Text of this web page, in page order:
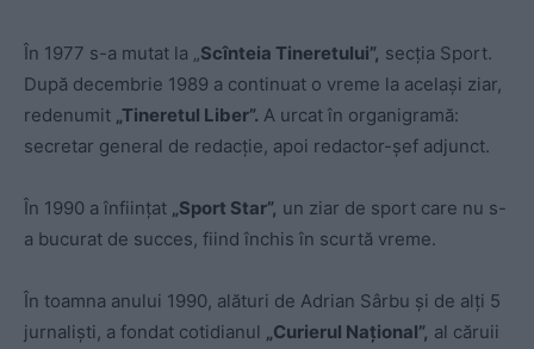
În 1977 s-a mutat la „Scînteia Tineretului”, secția Sport.
După decembrie 1989 a continuat o vreme la același ziar,
redenumit „Tineretul Liber”. A urcat în organigramă:
secretar general de redacţie, apoi redactor-şef adjunct.
În 1990 a înfiinţat „Sport Star”, un ziar de sport care nu s-
a bucurat de succes, fiind închis în scurtă vreme.
În toamna anului 1990, alături de Adrian Sârbu şi de alţi 5
jurnalişti, a fondat cotidianul „Curierul Naţional”, al căruii